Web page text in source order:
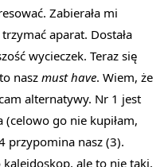
Zabierała mi
aparat. Dostała
wycieczek. Teraz się
naszmust have. Wiem, że
alternatywy. Nr 1 jest
(celowo go nie kupiłam,
przypomina nasz (3).
kalejdoskop, ale to nie taki,